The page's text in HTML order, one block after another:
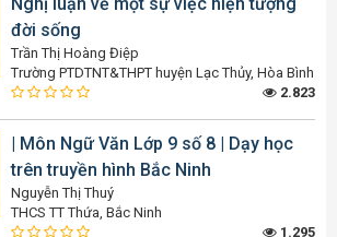
đời sống
Trần Thị Hoàng Điệp
Trường PTDTNT&THPT huyện Lạc Thủy, Hòa Bình
2.823
| Môn Ngữ Văn Lớp 9 số 8 | Dạy học
trên truyền hình Bắc Ninh
Nguyễn Thị Thuý
THCS TT Thứa, Bắc Ninh
1.295